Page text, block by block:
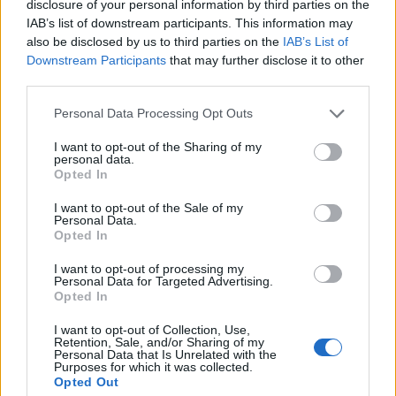
disclosure of your personal information by third parties on the
IAB’s list of downstream participants. This information may
also be disclosed by us to third parties on the IAB’s List of
Downstream Participants that may further disclose it to other
Personal Data Processing Opt Outs
I want to opt-out of the Sharing of my
personal data.
Opted In
I want to opt-out of the Sale of my
Personal Data.
Opted In
I want to opt-out of processing my
Personal Data for Targeted Advertising.
Opted In
I want to opt-out of Collection, Use,
Retention, Sale, and/or Sharing of my
Personal Data that Is Unrelated with the
Purposes for which it was collected.
Opted Out
L. 178/
inps
12.408 euro
2025-01-24
Esonero dal versamento dei contributi previdenziali
per nuove assunzioni/trasformazioni a tempo
indeterminato nel bienni
inps
7.522 euro
2024-10-25
Credito d'imposta formazione 4.0
56.858 euro
Fondo di garanzia per le piccole e medie imprese
Banca del Mezzogiorno MedioCredito Centrale S.p.A.
120.000 euro